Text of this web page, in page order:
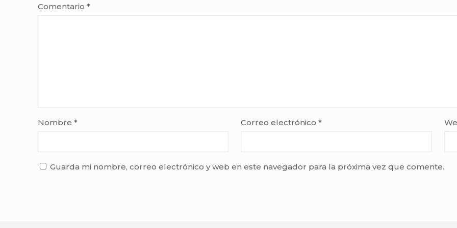
Comentario *
Nombre * Correo electrónico*
Guarda mi nombre, correo electrónico y web en este navegador para la próxima vez que comente.